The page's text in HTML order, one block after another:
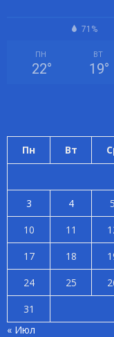
71%
ПН
22°
ВТ
19°
Пн Вт
3
4 5
10
11
17
18
24
25
31
« Июл